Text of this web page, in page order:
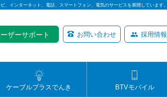
、インターネット、電話、スマートフォン、電気のサービスを展開しています。
ザーサポート お問い合わせ 採用情報
ケーブルプラスでんき BTVモバイル